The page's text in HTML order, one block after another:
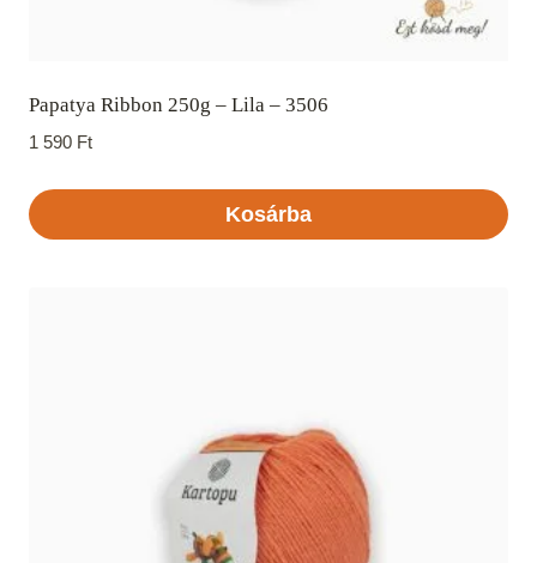
Papatya Ribbon 250g – Lila – 3506
1 590 Ft
Kosárba